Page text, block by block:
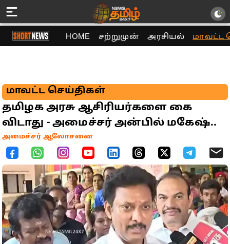
HOME சற்றுமுன் அரசியல் மாவட்ட
மாவட்ட செய்திகள்
தமிழக அரசு ஆசிரியர்களை கை
விடாது - அமைச்சர் அன்பில் மகேஷ்..
அமைச்சர் ஆலோசனை